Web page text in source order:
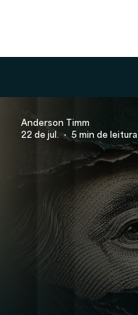
Anderson Timm
22 de jul.
5 min de leitura